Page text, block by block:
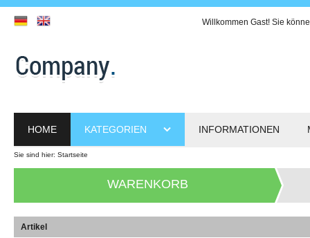
Willkommen Gast! Sie
HOME KATEGORIEN INFORMATIONEN
Sie sind hier: Startseite
WARENKORB
Artikel